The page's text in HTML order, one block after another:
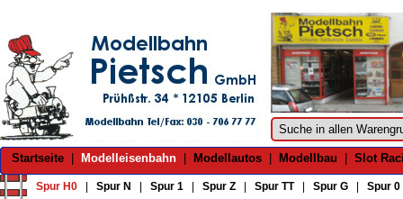
Startseite Modelleisenbahn Modellautos Modellbau Slot
Spur H0 Spur N Spur 1 Spur Z Spur TT| Spur G Spur 0